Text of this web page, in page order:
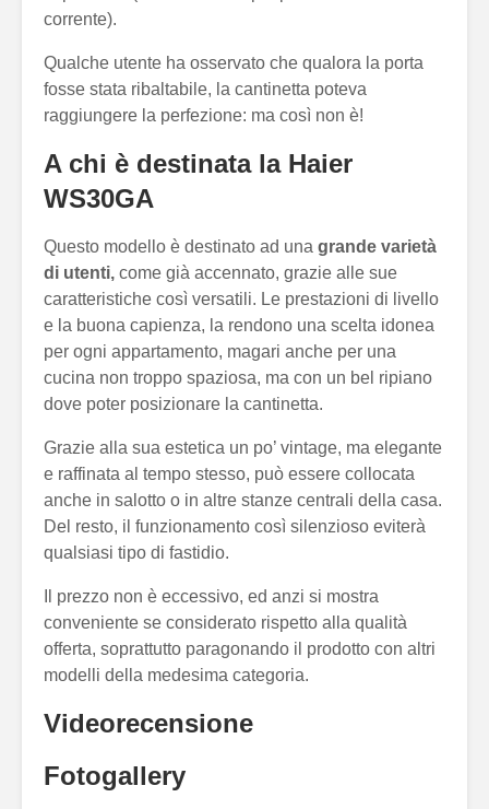
corrente).
Qualche utente ha osservato che qualora la porta
fosse stata ribaltabile, la cantinetta poteva
raggiungere la perfezione: ma così non è!
A chi è destinata la Haier
WS30GA
Questo modello è destinato ad una grande varietà
di utenti, come già accennato, grazie alle sue
caratteristiche così versatili. Le prestazioni di livello
e la buona capienza, la rendono una scelta idonea
per ogni appartamento, magari anche per una
cucina non troppo spaziosa, ma con un bel ripiano
dove poter posizionare la cantinetta.
Grazie alla sua estetica un po’ vintage, ma elegante
e raffinata al tempo stesso, può essere collocata
anche in salotto o in altre stanze centrali della casa.
Del resto, il funzionamento così silenzioso eviterà
qualsiasi tipo di fastidio.
Il prezzo non è eccessivo, ed anzi si mostra
conveniente se considerato rispetto alla qualità
offerta, soprattutto paragonando il prodotto con altri
modelli della medesima categoria.
Videorecensione
Fotogallery